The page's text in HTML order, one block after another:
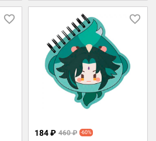
184 ₽ 460 ₽ -60%